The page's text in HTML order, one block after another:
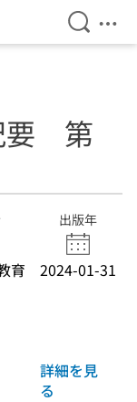
検索を
メ
要 第
育
出版年
2024-01-31
詳細を見
る